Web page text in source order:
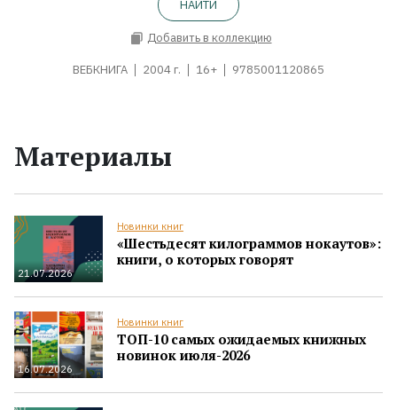
НАЙТИ
Добавить в коллекцию
ВЕБКНИГА 2004 г. 16+ 9785001120865
Материалы
21.07.2026
Новинки книг
«Шестьдесят килограммов нокаутов»:
книги, о которых говорят
16.07.2026
Новинки книг
ТОП-10 самых ожидаемых книжных
новинок июля-2026